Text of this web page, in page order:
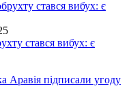
стався вибух: є